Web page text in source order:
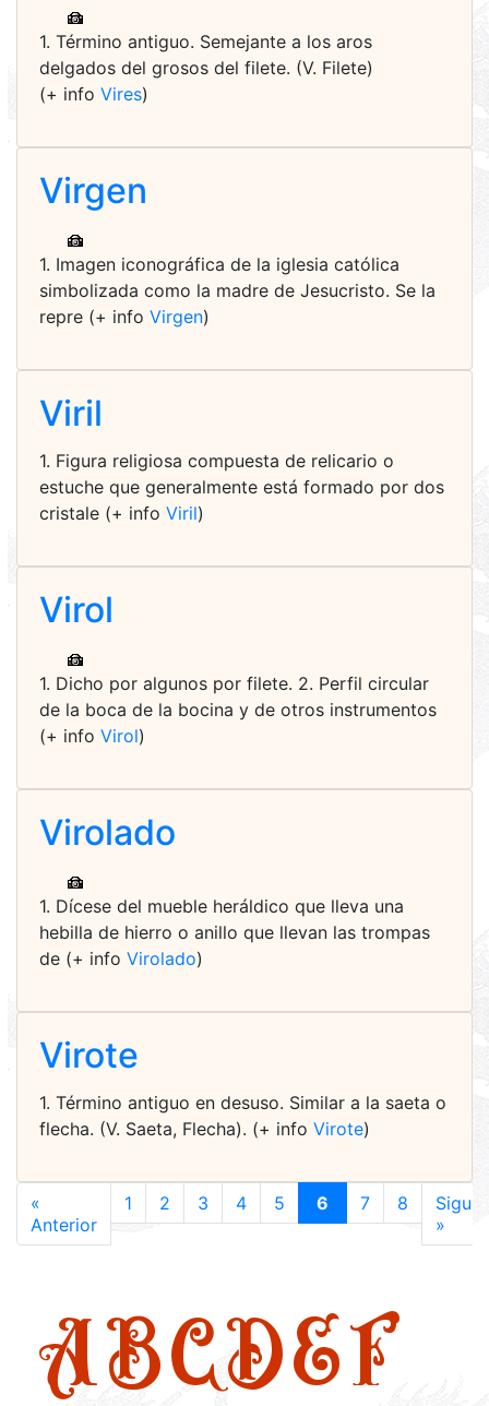
1. Término antiguo. Semejante a los aros
delgados del grosos del filete. (V. Filete)
(+ info Vires)
Virgen
1. Imagen iconográfica de la iglesia católica
simbolizada como la madre de Jesucristo. Se la
repre (+ info Virgen)
Viril
1. Figura religiosa compuesta de relicario o
estuche que generalmente está formado por dos
cristale (+ info Viril)
Virol
1. Dicho por algunos por filete. 2. Perfil circular
de la boca de la bocina y de otros instrumentos
(+ info Virol)
Virolado
1. Dícese del mueble heráldico que lleva una
hebilla de hierro o anillo que llevan las trompas
de (+ info Virolado)
Virote
1. Término antiguo en desuso. Similar a la saeta o
flecha. (V. Saeta, Flecha). (+ info Virote)
«
Anterior
1 2 3 4 5 6 7 8
»
ABCDEF